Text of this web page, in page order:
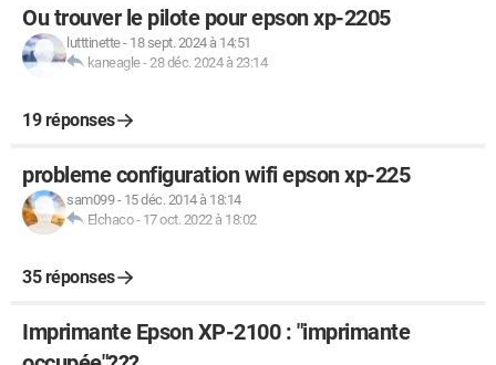
Ou trouver le pilote pour epson xp-2205
lutttinette- 18 sept. 2024 à 14:51
kaneagle-28 déc. 2024 à 23:14
19 réponses
probleme configuration wifi epson xp-225
sam099- 15 déc. 2014 à 18:14
Elchaco- 17 oct. 2022 à 18:02
35 réponses
Imprimante Epson XP-2100 : "imprimante